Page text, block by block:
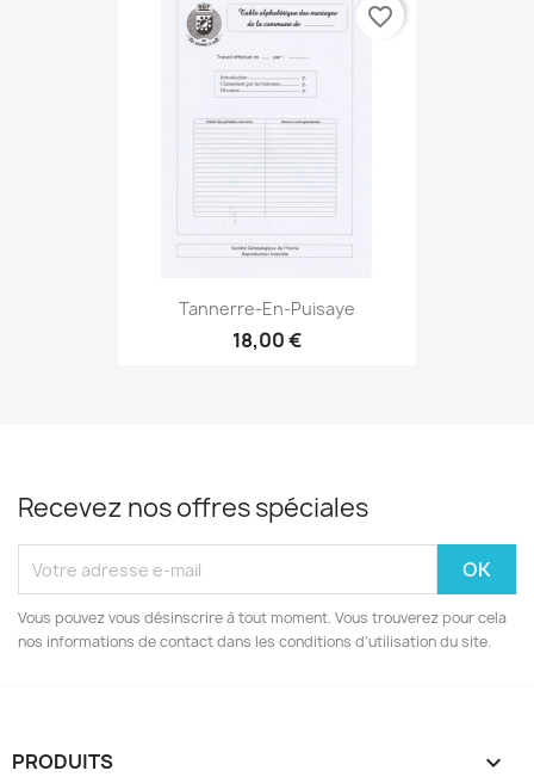
Tannerre-En-Puisaye
18,00 €
favorite_border
Recevez nos offres spéciales
Vous pouvez vous désinscrire à tout moment. Vous trouverez pour cela
nos informations de contact dans les conditions d'utilisation du site.
PRODUITS 